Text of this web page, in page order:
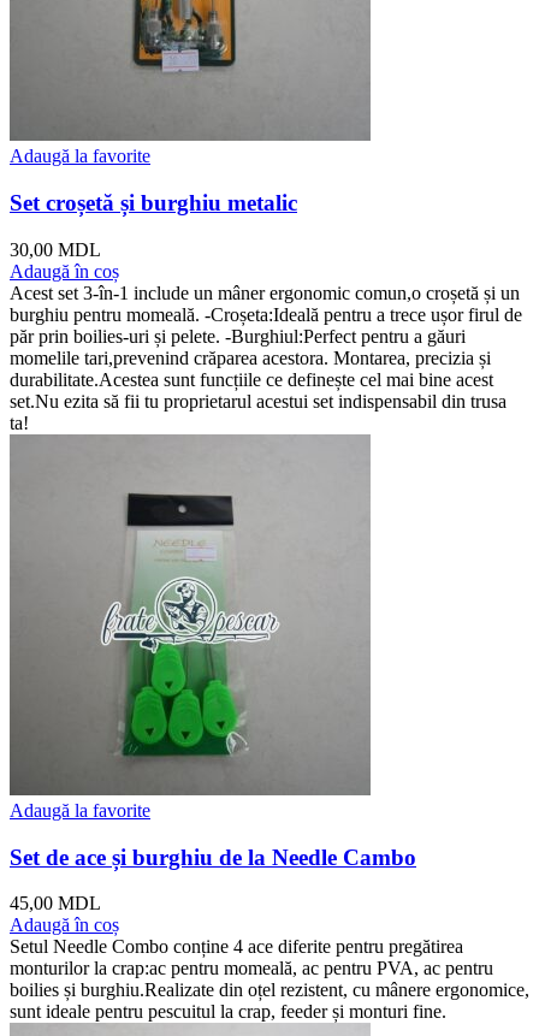
Adaugă la favorite
Set croșetă și burghiu metalic
30,00 MDL
Adaugă în coș
Acest set 3-în-1 include un mâner ergonomic comun,o croșetă și un
burghiu pentru momeală. -Croșeta:Ideală pentru a trece ușor firul de
păr prin boilies-uri și pelete. -Burghiul:Perfect pentru a găuri
momelile tari,prevenind crăparea acestora. Montarea, precizia și
durabilitate.Acestea sunt funcțiile ce definește cel mai bine acest
set.Nu ezita să fii tu proprietarul acestui set indispensabil din trusa
ta!
Adaugă la favorite
Set de ace și burghiu de la Needle Cambo
45,00 MDL
Adaugă în coș
Setul Needle Combo conține 4 ace diferite pentru pregătirea
monturilor la crap:ac pentru momeală, ac pentru PVA, ac pentru
boilies și burghiu.Realizate din oțel rezistent, cu mânere ergonomice,
sunt ideale pentru pescuitul la crap, feeder și monturi fine.